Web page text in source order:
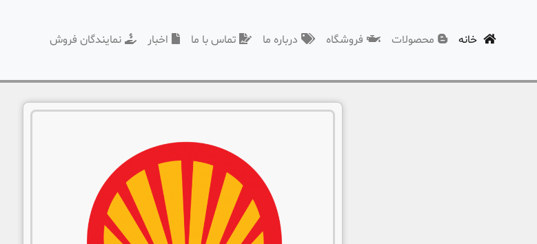
خانه (current) محصولات فروشگاه درباره ما تماس با ما اخبار نمایندگان فروش